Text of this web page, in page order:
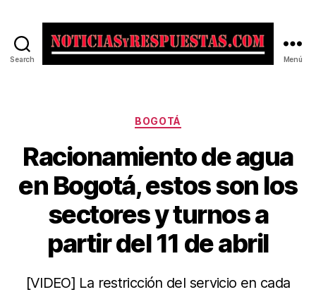
Search Menú
Categorías
BOGOTÁ
Racionamiento de agua
en Bogotá, estos son los
sectores y turnos a
partir del 11 de abril
[VIDEO] La restricción del servicio en cada